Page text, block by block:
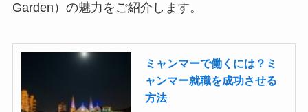
Garden）の魅力をご紹介します。
ミャンマーで働くには？ミ
ャンマー就職を成功させる
方法